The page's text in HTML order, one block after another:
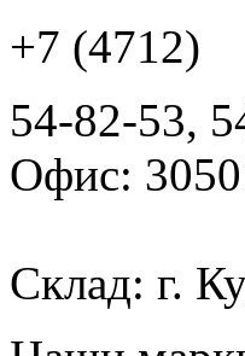
+7 (4712)
54-82-53,
Офис:
Склад: г.